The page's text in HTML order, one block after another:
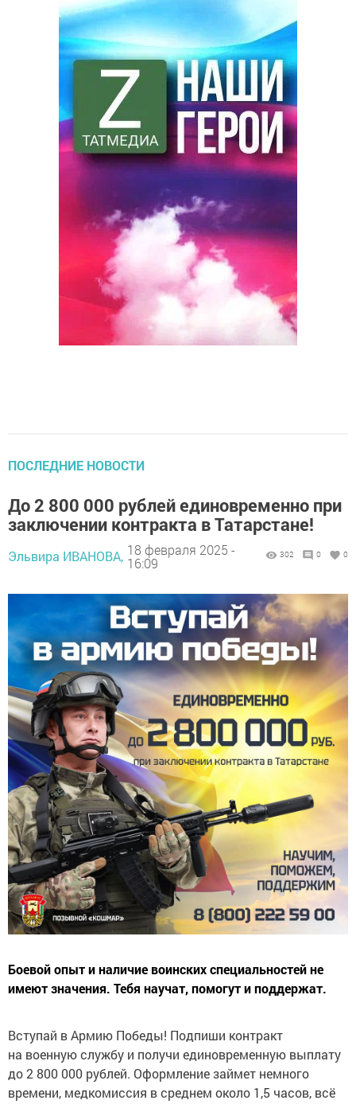
ПОСЛЕДНИЕ НОВОСТИ
До 2 800 000 рублей единовременно при
заключении контракта в Татарстане!
Эльвира ИВАНОВА, 18 февраля 2025 -
16:09
302 0 0
Боевой опыт и наличие воинских специальностей не
имеют значения. Тебя научат, помогут и поддержат.
Вступай в Армию Победы! Подпиши контракт
на военную службу и получи единовременную выплату
до 2 800 000 рублей. Оформление займет немного
времени, медкомиссия в среднем около 1,5 часов, всё